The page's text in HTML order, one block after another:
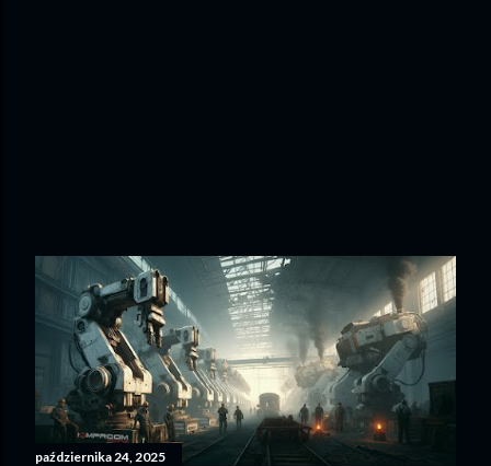
października 24, 2025